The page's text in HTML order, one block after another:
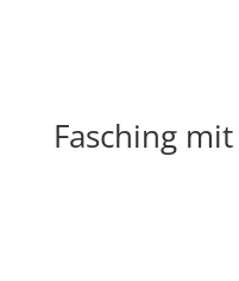
Fasching